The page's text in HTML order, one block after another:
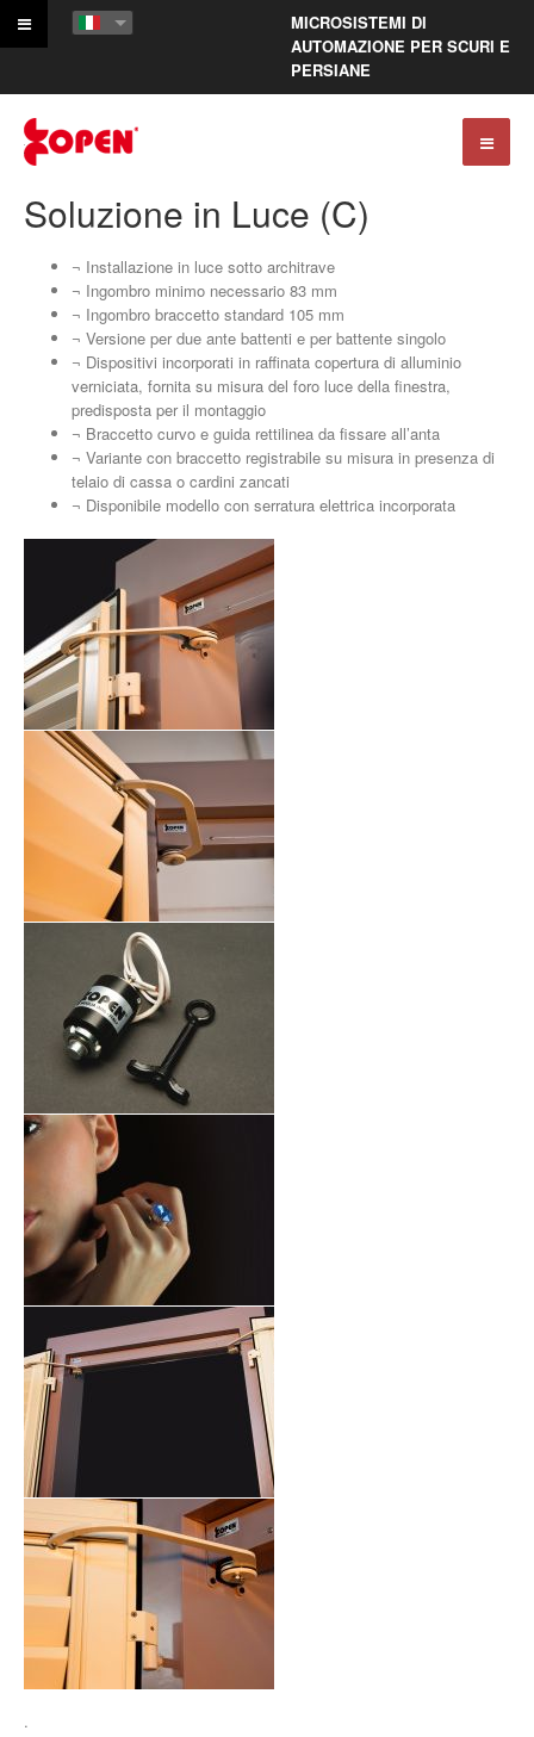
MICROSISTEMI DI
AUTOMAZIONE PER SCURI E
PERSIANE
Soluzione in Luce (C)
¬ Installazione in luce sotto architrave
¬ Ingombro minimo necessario 83 mm
¬ Ingombro braccetto standard 105 mm
¬ Versione per due ante battenti e per battente singolo
¬ Dispositivi incorporati in raffinata copertura di alluminio
verniciata, fornita su misura del foro luce della finestra,
predisposta per il montaggio
¬ Braccetto curvo e guida rettilinea da fissare all’anta
¬ Variante con braccetto registrabile su misura in presenza di
telaio di cassa o cardini zancati
¬ Disponibile modello con serratura elettrica incorporata
.